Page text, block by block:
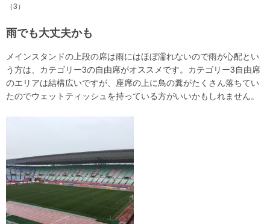
（3）
雨でも大丈夫かも
メインスタンドの上段の席は雨にはほぼ濡れないので雨が心配とい
う方は、カテゴリー3の自由席がオススメです。カテゴリー3自由席
のエリアは結構広いですが、座席の上に鳥の糞がたくさん落ちてい
たのでウェットティッシュを持っている方がいいかもしれません。